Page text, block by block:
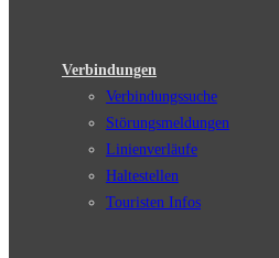
Verbindungen
Verbindungssuche
Störungsmeldungen
Linienverläufe
Haltestellen
Touristen Infos